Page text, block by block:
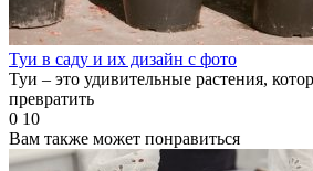
Туи в саду и их дизайн с фото
Туи – это удивительные растения,
превратить
0 10
Вам также может понравиться